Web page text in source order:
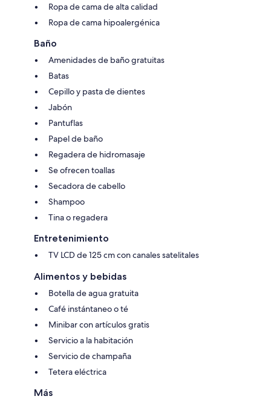
Ropa de cama de alta calidad
Ropa de cama hipoalergénica
Baño
Amenidades de baño gratuitas
Batas
Cepillo y pasta de dientes
Jabón
Pantuflas
Papel de baño
Regadera de hidromasaje
Se ofrecen toallas
Secadora de cabello
Shampoo
Tina o regadera
Entretenimiento
TV LCD de 125 cm con canales satelitales
Alimentos y bebidas
Botella de agua gratuita
Café instántaneo o té
Minibar con artículos gratis
Servicio a la habitación
Servicio de champaña
Tetera eléctrica
Más